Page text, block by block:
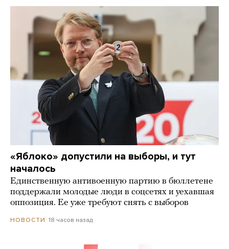
«Яблоко» допустили на выборы, и тут
началось
Единственную антивоенную партию в бюллетене
поддержали молодые люди в соцсетях и уехавшая
оппозиция. Ее уже требуют снять с выборов
НОВОСТИ 18 часов назад